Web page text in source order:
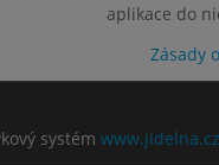
aplikace do
Zásady
systém www.jidelna.cz